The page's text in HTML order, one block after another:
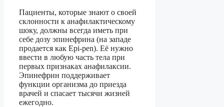
Пациенты, которые знают о своей
склонности к анафилактическому
шоку, должны всегда иметь при
себе дозу эпинефрина (на западе
продается как Epi-pen). Её нужно
ввести в любую часть тела при
первых признаках анафилаксии.
Эпинефрин поддерживает
функции организма до приезда
врачей и спасает тысячи жизней
ежегодно.